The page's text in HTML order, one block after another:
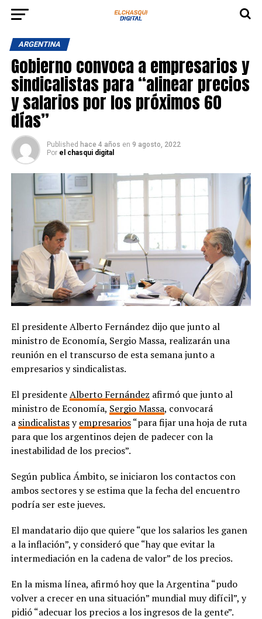
ARGENTINA
Gobierno convoca a empresarios y
sindicalistas para “alinear precios
y salarios por los próximos 60
días”
Published hace 4 años en 9 agosto, 2022
Por el chasqui digital
El presidente Alberto Fernández dijo que junto al
ministro de Economía, Sergio Massa, realizarán una
reunión en el transcurso de esta semana junto a
empresarios y sindicalistas.
El presidenteAlberto Fernández afirmó que junto al
ministro de Economía, Sergio Massa, convocará
a sindicalistasyempresarios“para fijar una hoja de ruta
para que los argentinos dejen de padecer con la
inestabilidad de los precios”.
Según publica Ámbito, se iniciaron los contactos con
ambos sectores y se estima que la fecha del encuentro
podría ser este jueves.
El mandatario dijo que quiere “que los salarios les ganen
a la inflación”, y consideró que “hay que evitar la
intermediación en la cadena de valor” de los precios.
En la misma línea, afirmó hoy que la Argentina “pudo
volver a crecer en una situación” mundial muy difícil”, y
pidió “adecuar los precios a los ingresos de la gente”.